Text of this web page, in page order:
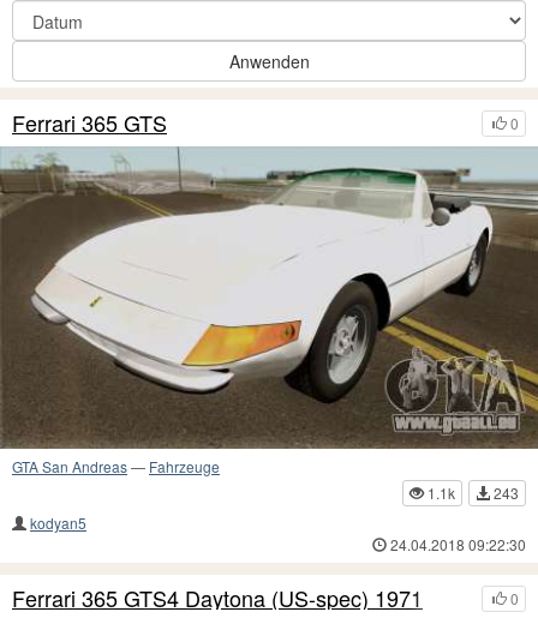
Anwenden
0
Ferrari 365 GTS
GTA San Andreas— Fahrzeuge
1.1k
243
kodyan5
24.04.2018 09:22:30
0
Ferrari 365 GTS4 Daytona (US-spec) 1971